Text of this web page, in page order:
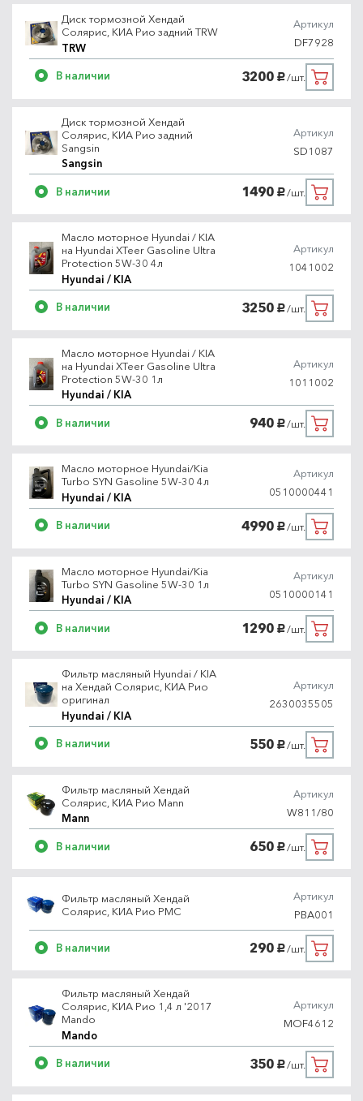
Диск тормозной Хендай
Солярис, КИА Рио задний TRW
TRW
Артикул
DF7928
В наличии 3200 руб./шт.
Диск тормозной Хендай
Солярис, КИА Рио задний
Sangsin
Sangsin
Артикул
SD1087
В наличии 1490 руб./шт.
Масло моторное Hyundai / KIA
на Hyundai XTeer Gasoline Ultra
Protection 5W-30 4л
Hyundai / KIA
Артикул
1041002
В наличии 3250 руб./шт.
Масло моторное Hyundai / KIA
на Hyundai XTeer Gasoline Ultra
Protection 5W-30 1л
Hyundai / KIA
Артикул
1011002
В наличии 940 руб./шт.
Масло моторное Hyundai/Kia
Turbo SYN Gasoline 5W-30 4л
Hyundai / KIA
Артикул
0510000441
В наличии 4990 руб./шт.
Масло моторное Hyundai/Kia
Turbo SYN Gasoline 5W-30 1л
Hyundai / KIA
Артикул
0510000141
В наличии 1290 руб./шт.
Фильтр масляный Hyundai / KIA
на Хендай Солярис, КИА Рио
оригинал
Hyundai / KIA
Артикул
2630035505
В наличии 550 руб./шт.
Фильтр масляный Хендай
Солярис, КИА Рио Mann
Mann
Артикул
W811/80
В наличии 650 руб./шт.
Фильтр масляный Хендай
Солярис, КИА Рио PMC
Артикул
PBA001
В наличии 290 руб./шт.
Фильтр масляный Хендай
Солярис, КИА Рио 1,4 л '2017
Mando
Mando
Артикул
MOF4612
В наличии 350 руб./шт.